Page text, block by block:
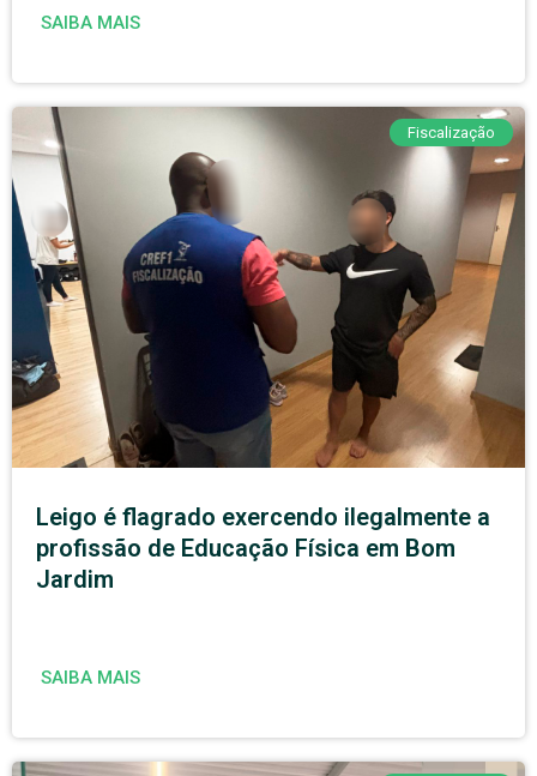
SAIBA MAIS
Fiscalização
Leigo é flagrado exercendo ilegalmente a
profissão de Educação Física em Bom
Jardim
SAIBA MAIS